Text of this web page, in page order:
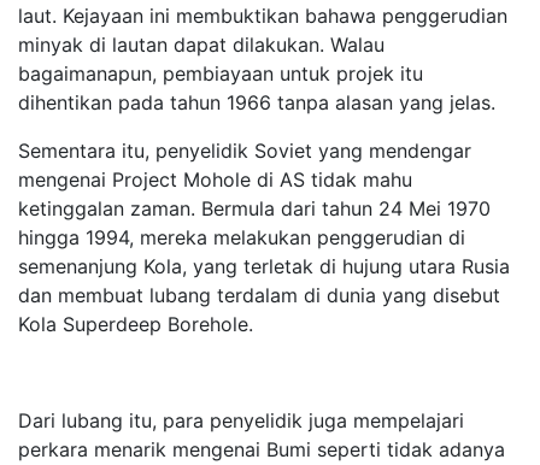
laut. Kejayaan ini membuktikan bahawa penggerudian
minyak di lautan dapat dilakukan. Walau
bagaimanapun, pembiayaan untuk projek itu
dihentikan pada tahun 1966 tanpa alasan yang jelas.
Sementara itu, penyelidik Soviet yang mendengar
mengenai Project Mohole di AS tidak mahu
ketinggalan zaman. Bermula dari tahun 24 Mei 1970
hingga 1994, mereka melakukan penggerudian di
semenanjung Kola, yang terletak di hujung utara Rusia
dan membuat lubang terdalam di dunia yang disebut
Kola Superdeep Borehole.
Dari lubang itu, para penyelidik juga mempelajari
perkara menarik mengenai Bumi seperti tidak adanya